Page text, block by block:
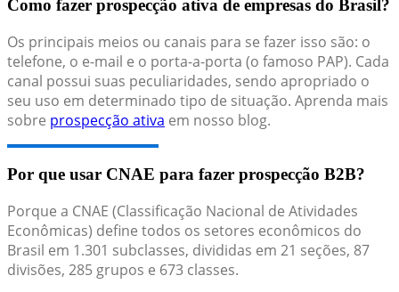
Como fazer prospecção ativa de empresas do Brasil?
Os principais meios ou canais para se fazer isso são: o
telefone, o e-mail e o porta-a-porta (o famoso PAP). Cada
canal possui suas peculiaridades, sendo apropriado o
seu uso em determinado tipo de situação. Aprenda mais
sobre prospecção ativa em nosso blog.
Por que usar CNAE para fazer prospecção B2B?
Porque a CNAE (Classificação Nacional de Atividades
Econômicas) define todos os setores econômicos do
Brasil em 1.301 subclasses, divididas em 21 seções, 87
divisões, 285 grupos e 673 classes.